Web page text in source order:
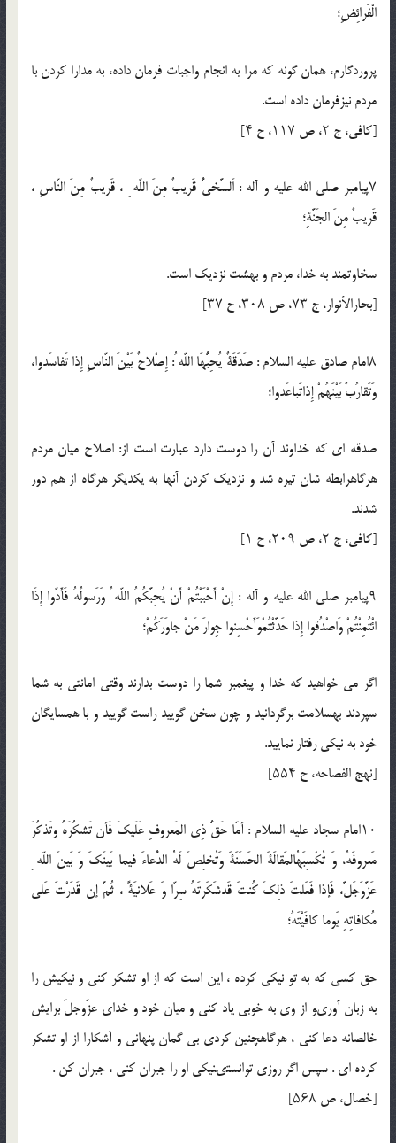
الْفَرائِضِ؛
پروردگارم، همان گونه كه مرا به انجام واجبات فرمان داده، به مدارا كردن با
مردم نيزفرمان داده است.
[كافى، ج ۲، ص ۱۱۷، ح ۴]
۷پيامبر صلي الله عليه و آله : اَلسَّخىُّ قَريبٌ مِنَ اللّه ِ ، قَريبٌ مِنَ النّاسِ ،
قَريبٌ مِنَ الجَنَّةِ؛
سخاوتمند به خدا، مردم و بهشت نزديك است.
[بحارالأنوار، ج ۷۳، ص ۳۰۸، ح ۳۷]
۸امام صادق عليه السلام : صَدَقَةٌ يُحِبُّهَا اللّه ُ: إِصْلاحٌ بَيْنَ النّاسِ إِذا تَفاسَدوا،
وَتَقارُبٌ بَيْنَهُمْ إِذاتَباعَدوا؛
صدقه اى كه خداوند آن را دوست دارد عبارت است از: اصلاح ميان مردم
هرگاهرابطه شان تيره شد و نزديك كردن آنها به يكديگر هرگاه از هم دور
شدند.
[كافى، ج ۲، ص ۲۰۹، ح ۱]
۹پيامبر صلي الله عليه و آله : إِنْ أَحْبَبْتُمْ أَنْ يُحِبَّكُمُ اللّه ُ وَرَسولُهُ فَأَدّوا إِذَا
ائْتُمِنْتُمْ وَاصْدُقوا إِذا حَدَّثْتُمْوَأَحْسِنوا جِوارَ مَنْ جاوَرَكُمْ؛
اگر مى خواهيد كه خدا و پيغمبر شما را دوست بدارند وقتى امانتى به شما
سپردند بهسلامت برگردانيد و چون سخن گوييد راست گوييد و با همسايگان
خود به نيكى رفتار نماييد.
[نهج الفصاحه، ح ۵۵۴]
۱۰امام سجاد عليه السلام : أمّا حَقُّ ذِى المَعروفِ عَلَيكَ فَأن تَشكُرَهُ وتَذكُرَ
مَعروفَهُ، وَ تُكْسِبَهُالمَقالَةَ الحَسَنَةَ وَتُخلِصَ لَهُ الدُّعاءَ فيما بَينَكَ وَ بَينَ اللّه ِ
عَزَّوَجَلَّ، فَإذا فَعَلتَ ذلِكَ كُنتَ قَدشَكَرتَهُ سِرّا وَ عَلانيَةً ، ثُمَّ إن قَدَرْتَ عَلى
مُكافاتِهِ يَوما كافَيْتَهُ؛
حق كسى كه به تو نيكى كرده ، اين است كه از او تشكر كنى و نيكيش را
به زبان آورىو از وى به خوبى ياد كنى و ميان خود و خداى عزّوجلّ برايش
خالصانه دعا كنى ، هرگاهچنين كردى بى گمان پنهانى و آشكارا از او تشكر
كرده اى . سپس اگر روزى توانستىنيكى او را جبران كنى ، جبران كن .
[خصال، ص ۵۶۸]